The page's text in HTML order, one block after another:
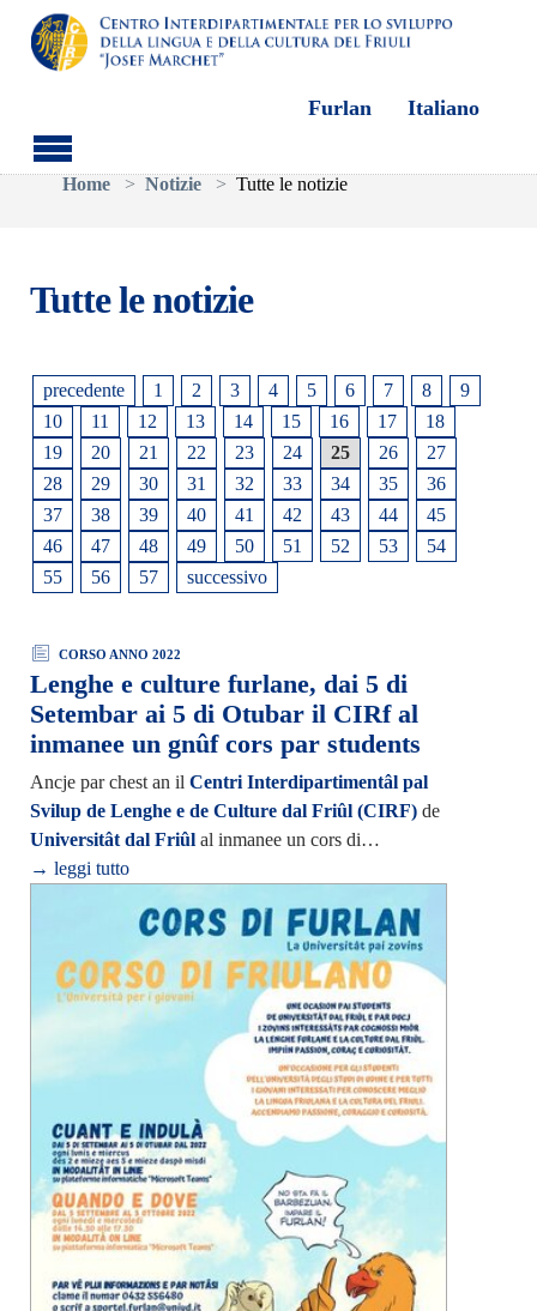
Skip to main content
Furlan Italiano
You are here:
Home
Notizie Tutte le notizie
Tutte le notizie
precedente 1 2 3 4 5 6 7 8
9
10
11 12 13 14 15 16 17
18
19
20 21 22 23 24 25 26
27
28
29 30 31 32 33 34 35
36
37
38 39 40 41 42 43 44
45
46
47 48 49 50 51 52 53
54
55
56 57 successivo
CORSO ANNO 2022
Lenghe e culture furlane, dai 5 di
Setembar ai 5 di Otubar il CIRf al
inmanee un gnûf cors par students
Ancje par chest an il Centri Interdipartimentâl pal
Svilup de Lenghe e de Culture dal Friûl (CIRF)de
Universitât dal Friûlal inmanee un cors di…
→ leggi tutto